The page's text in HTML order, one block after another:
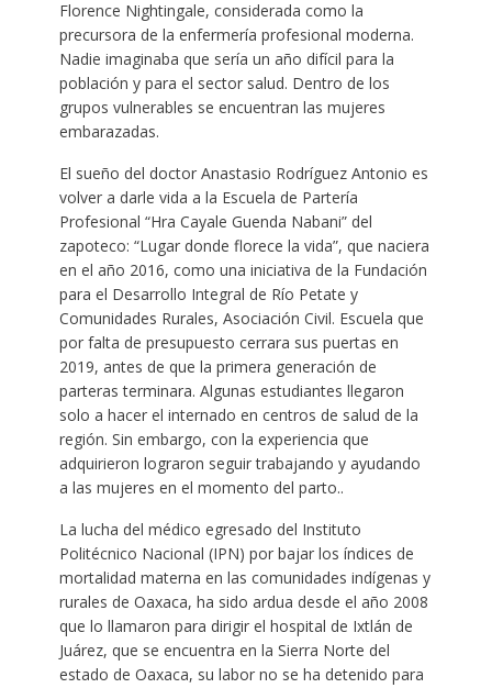
Florence Nightingale, considerada como la
precursora de la enfermería profesional moderna.
Nadie imaginaba que sería un año difícil para la
población y para el sector salud. Dentro de los
grupos vulnerables se encuentran las mujeres
embarazadas.
El sueño del doctor Anastasio Rodríguez Antonio es
volver a darle vida a la Escuela de Partería
Profesional “Hra Cayale Guenda Nabani” del
zapoteco: “Lugar donde florece la vida”, que naciera
en el año 2016, como una iniciativa de la Fundación
para el Desarrollo Integral de Río Petate y
Comunidades Rurales, Asociación Civil. Escuela que
por falta de presupuesto cerrara sus puertas en
2019, antes de que la primera generación de
parteras terminara. Algunas estudiantes llegaron
solo a hacer el internado en centros de salud de la
región. Sin embargo, con la experiencia que
adquirieron lograron seguir trabajando y ayudando
a las mujeres en el momento del parto..
La lucha del médico egresado del Instituto
Politécnico Nacional (IPN) por bajar los índices de
mortalidad materna en las comunidades indígenas y
rurales de Oaxaca, ha sido ardua desde el año 2008
que lo llamaron para dirigir el hospital de Ixtlán de
Juárez, que se encuentra en la Sierra Norte del
estado de Oaxaca, su labor no se ha detenido para